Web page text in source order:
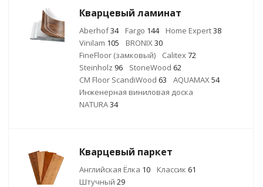
Кварцевый ламинат
Aberhof34 Fargo 144 Home Expert38
Vinilam 105 BRONIX30
FineFloor (замковый)
Calitex72
Steinholz 96 StoneWood 62
CM Floor ScandiWood 63 AQUAMAX54
Инженерная виниловая доска
NATURA34
Кварцевый паркет
Английская Ёлка 10 Классик 61
Штучный 29